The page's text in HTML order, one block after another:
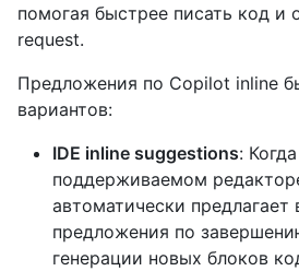
помогая быстрее писать код и
request.
Предложения по Copilot inline
вариантов:
IDE inline suggestions:
поддерживаемом
автоматически предлагает
предложения по
генерации новых блоков